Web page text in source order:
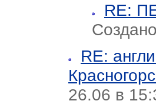
RE:
RE:
26.06 в